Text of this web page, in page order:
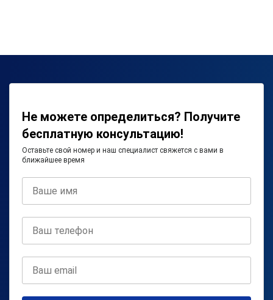
Не можете определиться? Получите
бесплатную консультацию!
Оставьте свой номер и наш специалист свяжется с вами в
ближайшее время